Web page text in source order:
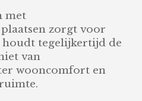
met
zorgt voor
tegelijkertijd de
van
wooncomfort en